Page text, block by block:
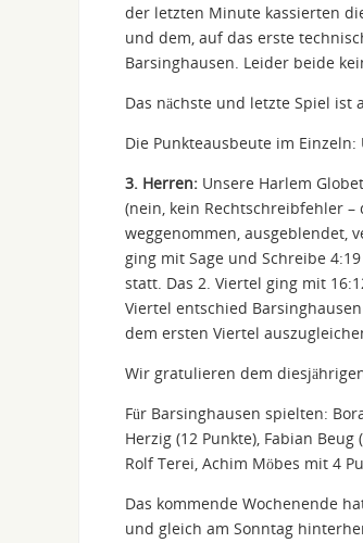
der letzten Minute kassierten
und dem, auf das erste
Barsinghausen. Leider beide
Das nächste und letzte Spiel ist
Die Punkteausbeute im Einzeln:
3. Herren: Unsere Harlem
(nein, kein Rechtschreibfehler
weggenommen, ausgeblendet,
ging mit Sage und Schreibe
statt. Das 2. Viertel ging mit
Viertel entschied
dem ersten Viertel
Wir gratulieren dem
Für Barsinghausen spielten:
Herzig (12 Punkte), Fabian
Rolf Terei, Achim Möbes mit 4
Das kommende Wochenende
und gleich am Sonntag